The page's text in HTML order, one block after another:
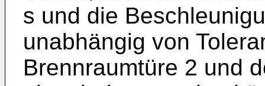
s und die
unabhängig von
Brennraumtüre 2 und